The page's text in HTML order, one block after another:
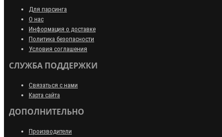
Для парсинга
О нас
Информация о доставке
Политика безопасности
Условия соглашения
СЛУЖБА ПОДДЕРЖКИ
Связаться с нами
Карта сайта
ДОПОЛНИТЕЛЬНО
Производители